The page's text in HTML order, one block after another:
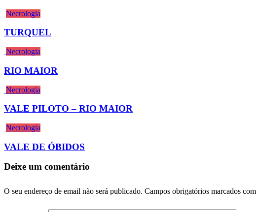
Necrologia
TURQUEL
Necrologia
RIO MAIOR
Necrologia
VALE PILOTO – RIO MAIOR
Necrologia
VALE DE ÓBIDOS
Deixe um comentário
O seu endereço de email não será publicado. Campos obrigatórios marcados com